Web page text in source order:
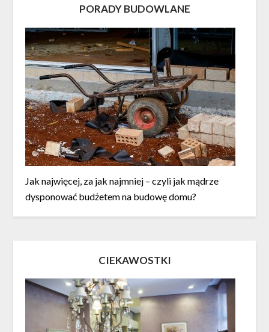
PORADY BUDOWLANE
Jak najwięcej, za jak najmniej – czyli jak mądrze
dysponować budżetem na budowę domu?
CIEKAWOSTKI